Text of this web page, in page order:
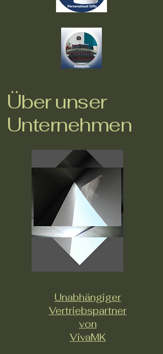
Über unser
Unternehmen
Unabhängiger
Vertriebspartner
von
VivaMK